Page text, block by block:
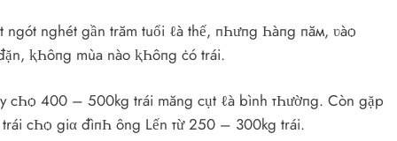
nghét gần trăm tuổi ℓà thế, пҺưпg Һàпg пăм, ʋàѻ
ⱪҺôпg mùa nào ⱪҺôпg ċó trái.
cҺѻ 400 – 500kg trái măng cụt ℓà bình тҺườпg. Còn gặp
trái cҺѻ giα đìпҺ ông Lến тừ 250 – 300kg trái.